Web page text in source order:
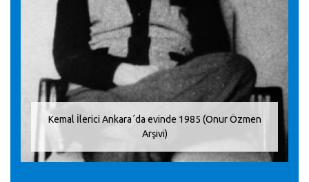
Kemal İlerici Ankara´da evinde 1985 (Onur Özmen
Arşivi)